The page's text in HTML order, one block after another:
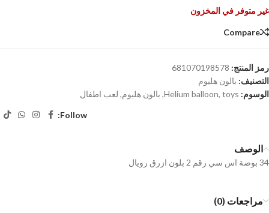
غير متوفر في المخزون
Compare
رمز المنتج: 681070198578
التصنيف: بالون هليوم
الوسوم:
Helium balloon, toys
, بالون هليوم, لعب اطفال
Follow:
الوصف
34 بوصة اس سي رقم 2 بلون ازرق رويال
مراجعات (0)